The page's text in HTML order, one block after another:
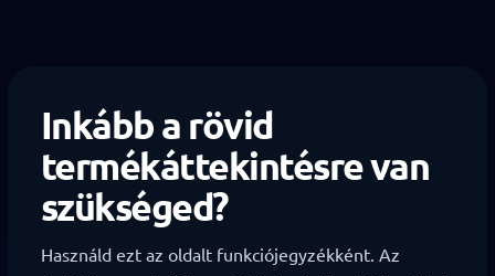
Inkább a rövid
termékáttekintésre van
szükséged?
Használd ezt az oldalt funkciójegyzékként. Az